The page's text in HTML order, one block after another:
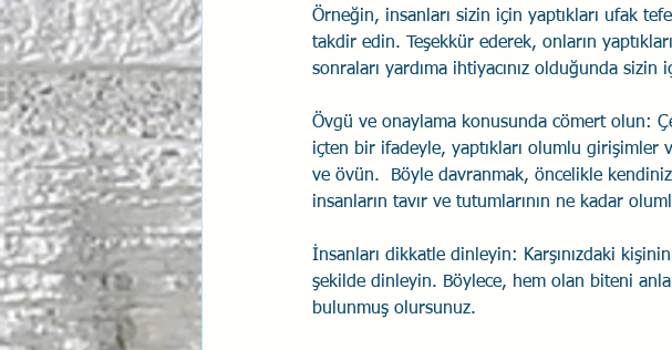
Örneğin, insanları sizin için yaptıkları ufak
takdir edin. Teşekkür ederek, onların
sonraları yardıma ihtiyacınız olduğunda
Övgü ve onaylama konusunda cömert olun:
içten bir ifadeyle, yaptıkları olumlu girişimler
ve övün.  Böyle davranmak, öncelikle
insanların tavır ve tutumlarının ne kadar
İnsanları dikkatle dinleyin: Karşınızdaki
şekilde dinleyin. Böylece, hem olan biteni
bulunmuş olursunuz.